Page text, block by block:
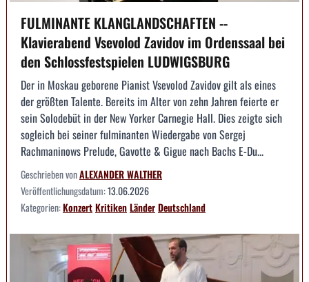
FULMINANTE KLANGLANDSCHAFTEN --
Klavierabend Vsevolod Zavidov im Ordenssaal bei
den Schlossfestspielen LUDWIGSBURG
Der in Moskau geborene Pianist Vsevolod Zavidov gilt als eines
der größten Talente. Bereits im Alter von zehn Jahren feierte er
sein Solodebüt in der New Yorker Carnegie Hall. Dies zeigte sich
sogleich bei seiner fulminanten Wiedergabe von Sergej
Rachmaninows Prelude, Gavotte & Gigue nach Bachs E-Du...
Geschrieben vonALEXANDER WALTHER
Veröffentlichungsdatum:13.06.2026
Kategorien:KonzertKritikenLänderDeutschland